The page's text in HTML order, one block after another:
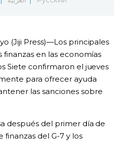
(Jiji Press)—Los principales
en las economías
Siete confirmaron el jueves
para ofrecer ayuda
las sanciones sobre
después del primer día de
finanzas del G-7 y los